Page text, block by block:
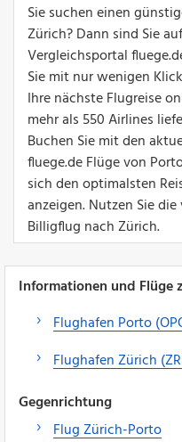
Sie suchen einen
Zürich? Dann sind Sie
Vergleichsportal
Sie mit nur wenigen
Ihre nächste Flugreise
mehr als 550 Airlines
Buchen Sie mit den
fluege.de Flüge von
sich den optimalsten
anzeigen. Nutzen Sie
Billigflug nach Zürich.
Informationen und Flüge
Flughafen Porto
Flughafen Zürich
Gegenrichtung
Flug Zürich-Porto